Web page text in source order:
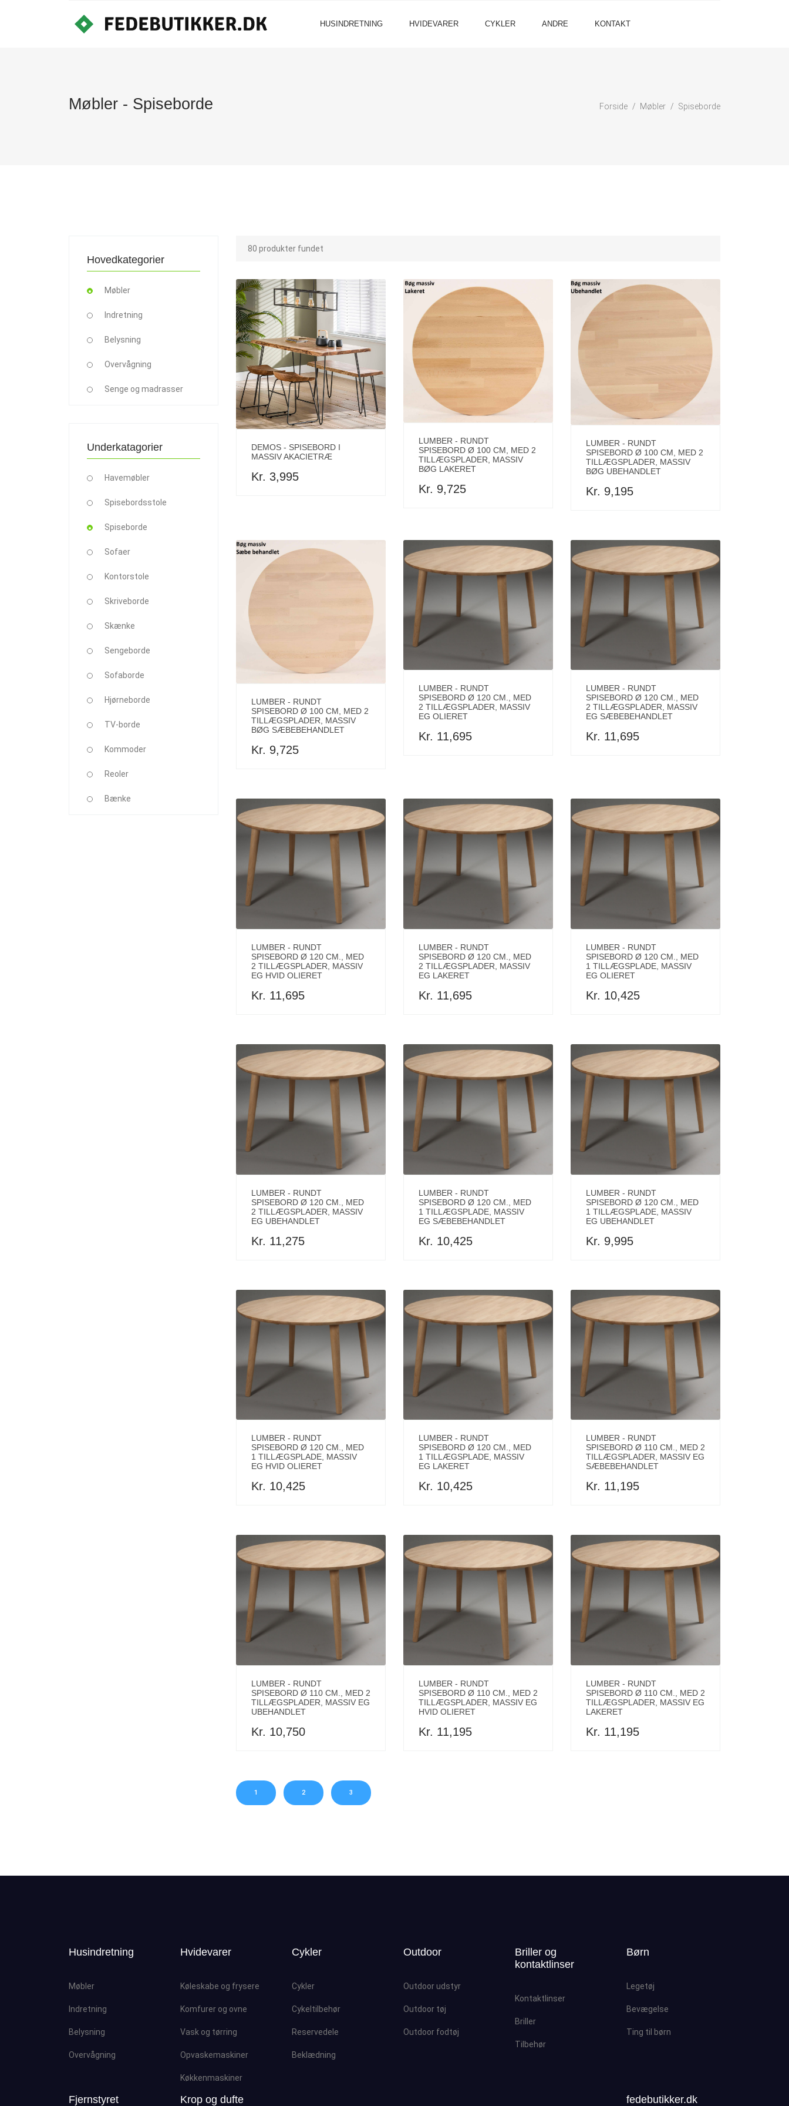
HUSINDRETNING HVIDEVARER CYKLER ANDRE KONTAKT
Møbler - Spiseborde Forside Møbler Spiseborde
80 produkter fundet
DEMOS - SPISEBORD I
MASSIV AKACIETRÆ
Kr. 3,995
LUMBER - RUNDT
SPISEBORD Ø 100 CM, MED 2
TILLÆGSPLADER, MASSIV
BØG LAKERET
Kr. 9,725
LUMBER - RUNDT
SPISEBORD Ø 100 CM, MED 2
TILLÆGSPLADER, MASSIV
BØG UBEHANDLET
Kr. 9,195
LUMBER - RUNDT
SPISEBORD Ø 100 CM, MED 2
TILLÆGSPLADER, MASSIV
BØG SÆBEBEHANDLET
Kr. 9,725
LUMBER - RUNDT
SPISEBORD Ø 120 CM., MED
2 TILLÆGSPLADER, MASSIV
EG OLIERET
Kr. 11,695
LUMBER - RUNDT
SPISEBORD Ø 120 CM., MED
2 TILLÆGSPLADER, MASSIV
EG SÆBEBEHANDLET
Kr. 11,695
LUMBER - RUNDT
SPISEBORD Ø 120 CM., MED
2 TILLÆGSPLADER, MASSIV
EG HVID OLIERET
Kr. 11,695
LUMBER - RUNDT
SPISEBORD Ø 120 CM., MED
2 TILLÆGSPLADER, MASSIV
EG LAKERET
Kr. 11,695
LUMBER - RUNDT
SPISEBORD Ø 120 CM., MED
1 TILLÆGSPLADE, MASSIV
EG OLIERET
Kr. 10,425
LUMBER - RUNDT
SPISEBORD Ø 120 CM., MED
2 TILLÆGSPLADER, MASSIV
EG UBEHANDLET
Kr. 11,275
LUMBER - RUNDT
SPISEBORD Ø 120 CM., MED
1 TILLÆGSPLADE, MASSIV
EG SÆBEBEHANDLET
Kr. 10,425
LUMBER - RUNDT
SPISEBORD Ø 120 CM., MED
1 TILLÆGSPLADE, MASSIV
EG UBEHANDLET
Kr. 9,995
LUMBER - RUNDT
SPISEBORD Ø 120 CM., MED
1 TILLÆGSPLADE, MASSIV
EG HVID OLIERET
Kr. 10,425
LUMBER - RUNDT
SPISEBORD Ø 120 CM., MED
1 TILLÆGSPLADE, MASSIV
EG LAKERET
Kr. 10,425
LUMBER - RUNDT
SPISEBORD Ø 110 CM., MED 2
TILLÆGSPLADER, MASSIV EG
SÆBEBEHANDLET
Kr. 11,195
LUMBER - RUNDT
SPISEBORD Ø 110 CM., MED 2
TILLÆGSPLADER, MASSIV EG
UBEHANDLET
Kr. 10,750
LUMBER - RUNDT
SPISEBORD Ø 110 CM., MED 2
TILLÆGSPLADER, MASSIV EG
HVID OLIERET
Kr. 11,195
LUMBER - RUNDT
SPISEBORD Ø 110 CM., MED 2
TILLÆGSPLADER, MASSIV EG
LAKERET
Kr. 11,195
1 2 3
Hovedkategorier
Møbler
Indretning
Belysning
Overvågning
Senge og madrasser
Underkatagorier
Havemøbler
Spisebordsstole
Spiseborde
Sofaer
Kontorstole
Skriveborde
Skænke
Sengeborde
Sofaborde
Hjørneborde
TV-borde
Kommoder
Reoler
Bænke
Husindretning
Møbler
Indretning
Belysning
Overvågning
Hvidevarer
Køleskabe og frysere
Komfurer og ovne
Vask og tørring
Opvaskemaskiner
Køkkenmaskiner
Cykler
Cykler
Cykeltilbehør
Reservedele
Beklædning
Outdoor
Outdoor udstyr
Outdoor tøj
Outdoor fodtøj
Briller og
kontaktlinser
Kontaktlinser
Briller
Tilbehør
Børn
Legetøj
Bevægelse
Ting til børn
Fjernstyret Krop og dufte fedebutikker.dk